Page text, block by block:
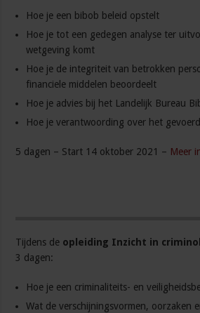
Hoe je een bibob beleid opstelt
Hoe je tot een gedegen analyse ter
wetgeving komt
Hoe je de integriteit van betrokken
financiele middelen beoordeelt
Hoe je advies bij het Landelijk Bureau
Hoe je verantwoording over het
5 dagen – Start 14 oktober 2021 – Meer
Tijdens de opleiding Inzicht in
3 dagen:
Hoe je een criminaliteits- en
Wat de verschijningsvormen, oorzaken